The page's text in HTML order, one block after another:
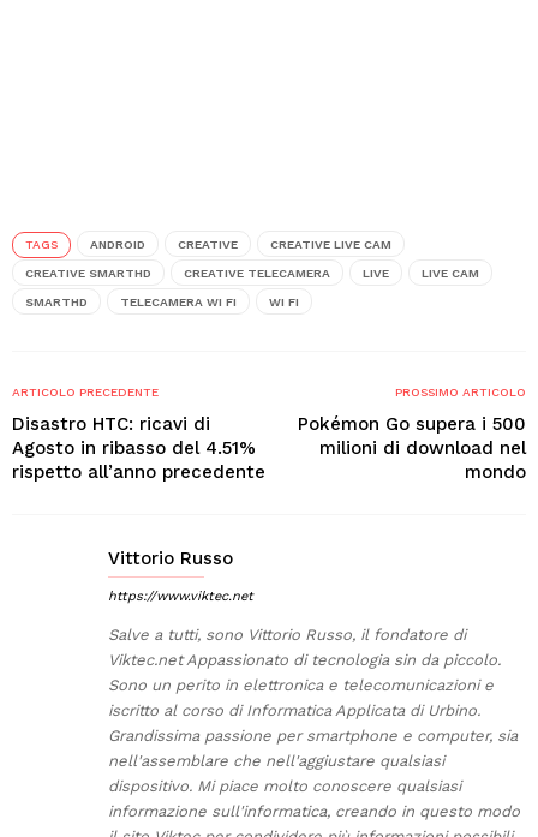
TAGS ANDROID CREATIVE CREATIVE LIVE CAM
CREATIVE SMARTHD CREATIVE TELECAMERA LIVE LIVE CAM
SMARTHD TELECAMERA WI FI WI FI
ARTICOLO PRECEDENTE
Disastro HTC: ricavi di
Agosto in ribasso del 4.51%
rispetto all’anno precedente
PROSSIMO ARTICOLO
Pokémon Go supera i 500
milioni di download nel
mondo
Vittorio Russo
https://www.viktec.net
Salve a tutti, sono Vittorio Russo, il fondatore di
Viktec.net Appassionato di tecnologia sin da piccolo.
Sono un perito in elettronica e telecomunicazioni e
iscritto al corso di Informatica Applicata di Urbino.
Grandissima passione per smartphone e computer, sia
nell'assemblare che nell'aggiustare qualsiasi
dispositivo. Mi piace molto conoscere qualsiasi
informazione sull'informatica, creando in questo modo